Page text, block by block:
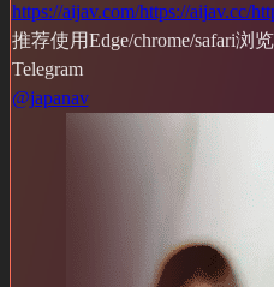
https://aijav.com/https://aijav.cc/
推荐使用Edge/chrome/safari浏
Telegram
@japanav